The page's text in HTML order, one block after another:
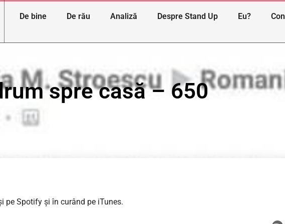
De bine De rău Analiză Despre Stand Up Eu?
spre casă – 650
pe Spotify și în curând pe iTunes.